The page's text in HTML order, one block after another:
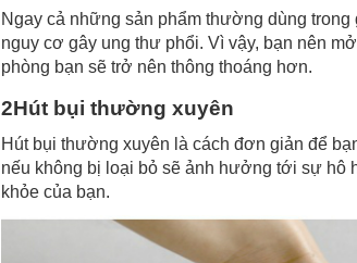
Ngay cả những sản phẩm thường dùng
nguy cơ gây ung thư phổi. Vì vậy, bạn nên
phòng bạn sẽ trở nên thông thoáng hơn.
2Hút bụi thường xuyên
Hút bụi thường xuyên là cách đơn giản để
nếu không bị loại bỏ sẽ ảnh hưởng tới sự hô
khỏe của bạn.